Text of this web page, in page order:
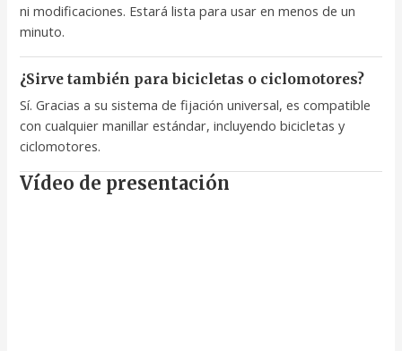
ni modificaciones. Estará lista para usar en menos de un
minuto.
¿Sirve también para bicicletas o ciclomotores?
Sí. Gracias a su sistema de fijación universal, es compatible
con cualquier manillar estándar, incluyendo bicicletas y
ciclomotores.
Vídeo de presentación